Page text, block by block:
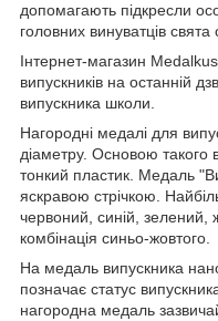
допомагають підкресли
головних винуватців свята
Інтернет-магазин
випускників на останній
випускника школи.
Нагородні медалі для
діаметру. Основою такого
тонкий пластик. Медаль
яскравою стрічкою.
червоний, синій, зелений,
комбінація синьо-жовтого.
На медаль випускника
позначає статус
нагородна медаль